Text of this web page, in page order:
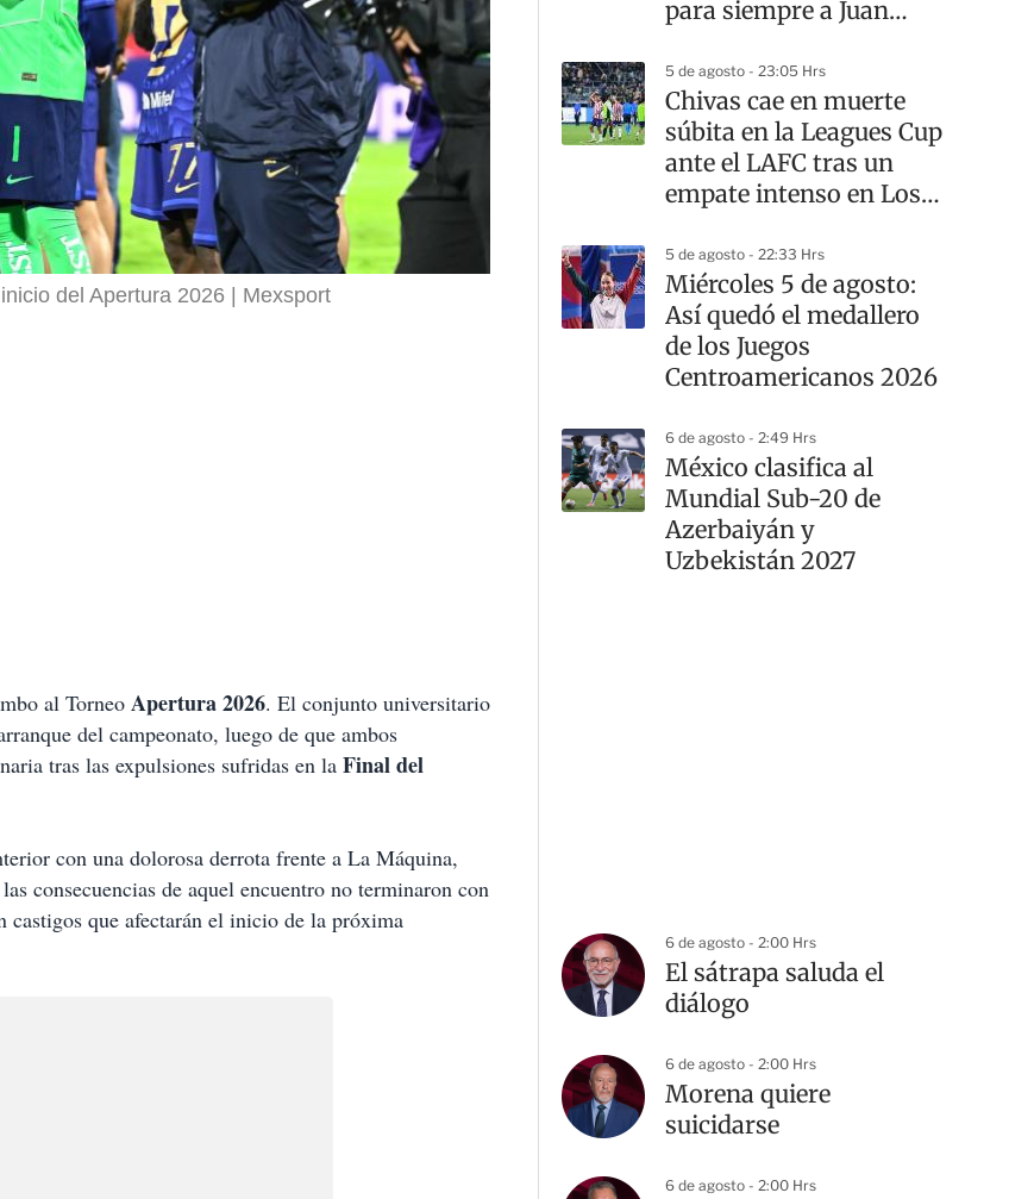
del Apertura 2026 Mexsport
al Torneo Apertura 2026. El conjunto universitario
del campeonato, luego de que ambos
tras las expulsiones sufridas en la Final del
con una dolorosa derrota frente a La Máquina,
consecuencias de aquel encuentro no terminaron con
castigos que afectarán el inicio de la próxima
para siempre a Juan
5 de agosto - 23:05 Hrs
Chivas cae en muerte
súbita en la Leagues Cup
ante el LAFC tras un
empate intenso en Los
5 de agosto - 22:33 Hrs
Miércoles 5 de agosto:
Así quedó el medallero
de los Juegos
Centroamericanos 2026
6 de agosto - 2:49 Hrs
México clasifica al
Mundial Sub-20 de
Azerbaiyán y
Uzbekistán 2027
6 de agosto - 2:00 Hrs
El sátrapa saluda el
diálogo
6 de agosto - 2:00 Hrs
Morena quiere
suicidarse
6 de agosto - 2:00 Hrs